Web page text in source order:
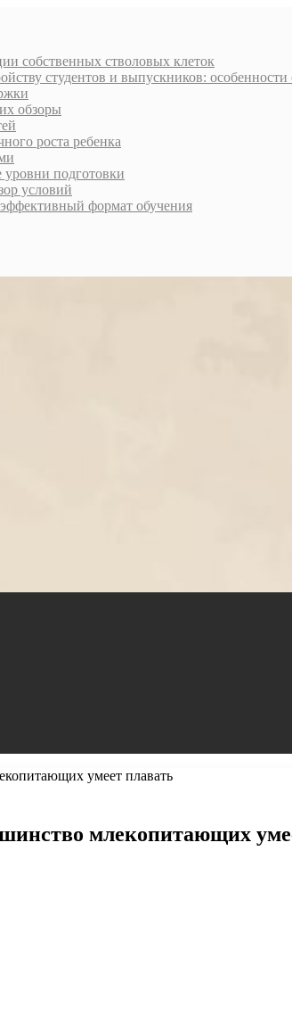
собственных стволовых клеток
студентов и выпускников:
обзоры
роста ребенка
подготовки
условий
формат обучения
умеет плавать
млекопитающих